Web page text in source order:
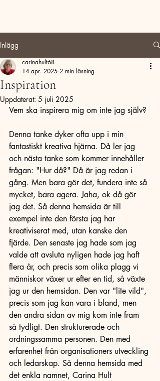
Inlägg
Inspiration
carinahult68
14 apr. 2025 2 min läsning
Uppdaterat: 5 juli 2025
Vem ska inspirera mig om inte jag själv?
Denna tanke dyker ofta upp i min
fantastiskt kreativa hjärna. Då ler jag
och nästa tanke som kommer innehåller
frågan: "Hur då?" Då är jag redan i
gång. Men bara gör det, fundera inte så
mycket, bara agera. Jaha, ok då gör
jag det. Så denna hemsida är till
exempel inte den första jag har
kreativiserat med, utan kanske den
fjärde. Den senaste jag hade som jag
valde att avsluta nyligen hade jag haft
flera år, och precis som olika plagg vi
människor växer ur efter en tid, så växte
jag ur den hemsidan. Den var "lite vild",
precis som jag kan vara i bland, men
den andra sidan av mig kom inte fram
så tydligt. Den strukturerade och
ordningssamma personen. Den med
erfarenhet från organisationers utveckling
och ledarskap. Så denna hemsida med
det enkla namnet, Carina Hult